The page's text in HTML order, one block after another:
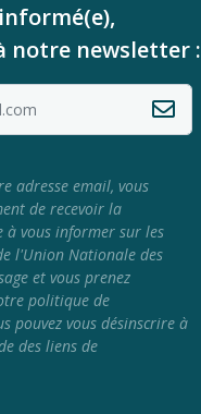
notre newsletter :
adresse email, vous
de recevoir la
à vous informer sur les
l'Union Nationale des
et vous prenez
politique de
pouvez vous désinscrire à
des liens de